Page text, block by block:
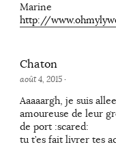
Marine
http://
Chaton
août 4, 2015·
Aaaaargh, je suis
amoureuse de leur
de port :scared:
tu t’es fait livrer tes